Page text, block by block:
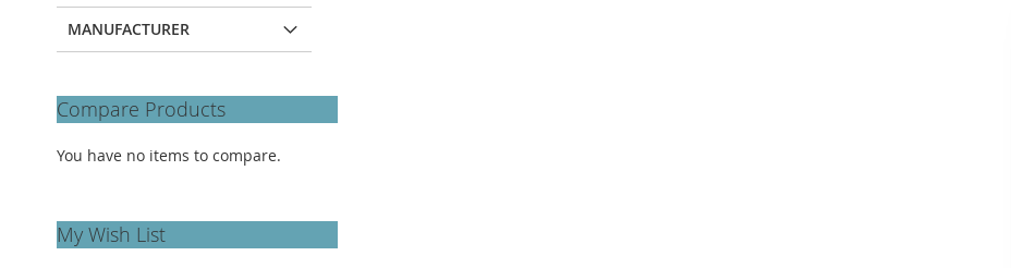
MANUFACTURER
Compare Products
You have no items to compare.
My Wish List